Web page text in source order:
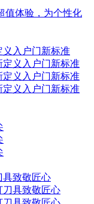
入户门新标准
具致敬匠心